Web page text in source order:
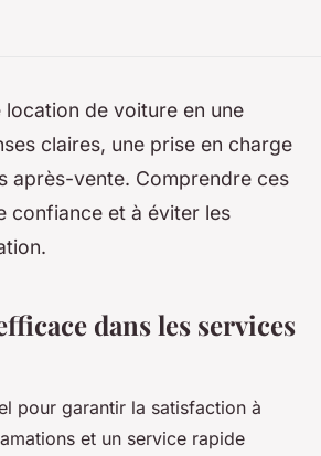
de voiture en une
claires, une prise en charge
après-vente. Comprendre ces
confiance et à éviter les
dans les services
pour garantir la satisfaction à
et un service rapide